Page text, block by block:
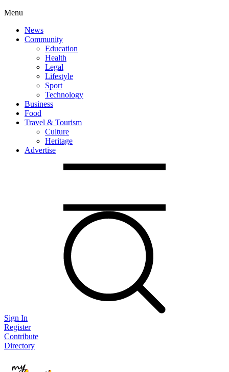
Menu
News
Community
Education
Health
Legal
Lifestyle
Sport
Technology
Business
Food
Travel & Tourism
Culture
Heritage
Advertise
Sign In
Register
Contribute
Directory